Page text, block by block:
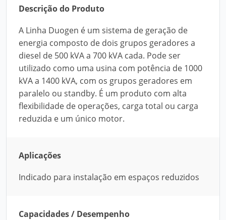
Descrição do Produto
A Linha Duogen é um sistema de geração de
energia composto de dois grupos geradores a
diesel de 500 kVA a 700 kVA cada. Pode ser
utilizado como uma usina com potência de 1000
kVA a 1400 kVA, com os grupos geradores em
paralelo ou standby. É um produto com alta
flexibilidade de operações, carga total ou carga
reduzida e um único motor.
Aplicações
Indicado para instalação em espaços reduzidos
Capacidades / Desempenho